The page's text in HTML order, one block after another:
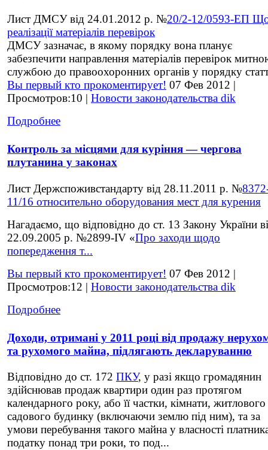
Лист ДМСУ від 24.01.2012 р. №20/2-12/0593-ЕП
реалізації матеріалів перевірок
ДМСУ зазначає, в якому порядку вона планує
забезпечити направлення матеріалів перевірок
службою до правоохоронних органів у порядку
Вы первый кто прокоментирует! 07 Фев 2012 |
Просмотров:10 | Новости законодательства dik
Подробнее
Контроль за місцями для куріння — чергова
плутанина у законах
Лист Держспоживстандарту від 28.11.2011 р. №
11/16 относительно оборудования мест для курения
Нагадаємо, що відповідно до ст. 13 Закону України
22.09.2005 р. №2899-IV «Про заходи щодо
попередження т...
Вы первый кто прокоментирует! 07 Фев 2012 |
Просмотров:12 | Новости законодательства dik
Подробнее
Доходи, отримані у 2011 році від продажу
та рухомого майна, підлягають декларуванню
Відповідно до ст. 172 ПКУ, у разі якщо громадянин
здійснював продаж квартири один раз протягом
календарного року, або її частки, кімнати, житлового
садового будинку (включаючи землю під ним), та за
умови перебування такого майна у власності
податку понад три роки, то под...